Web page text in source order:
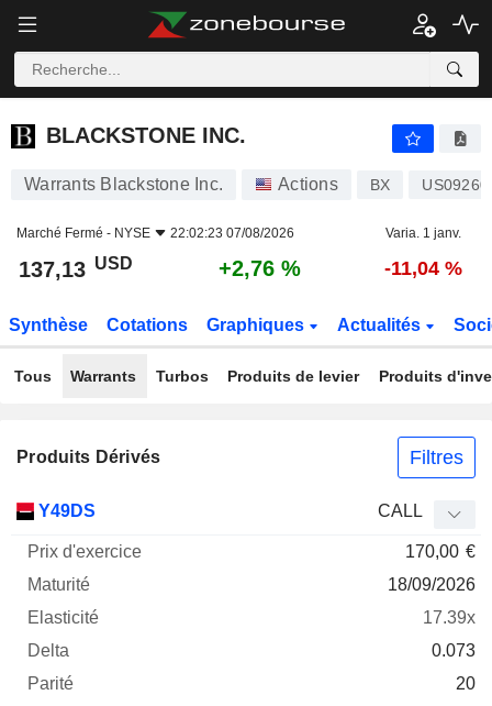
BLACKSTONE INC.
BLACKSTONE INC.
Warrants Blackstone Inc. Actions BX
Marché Fermé - NYSE 22:02:23 07/08/2026 Varia. 1 janv.
137,13 USD +2,76 % -11,04 %
Synthèse Cotations Graphiques Actualités
Tous Warrants Turbos Produits de levier Produits
Produits Dérivés Filtres
Mnemo Type
Parité
Y49DS CALL
170,00 €
18/09/2026
17.39x
0.073
20